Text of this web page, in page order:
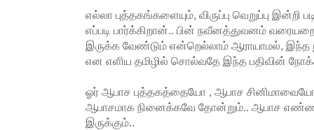
எல்லா புத்தகங்களையும், விருப்பு வெறுப்பு
எப்படி பார்க்கிறான்.. பின் நவீனத்துவனம்
இருக்க வேண்டும் என்றெல்லாம் ஆராயாமல், இந்த
என எளிய தமிழில் சொல்வதே இந்த பதிவின்
ஓர் ஆபாச புத்தகத்தையோ , ஆபாச
ஆபாசமாக நினைக்கவே தோன்றும்.. ஆபாச
இருக்கும்..